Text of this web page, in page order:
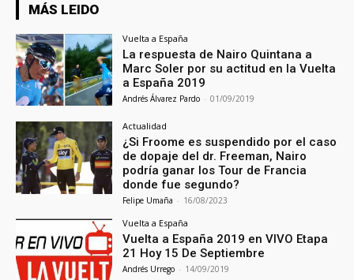
MÁS LEIDO
Vuelta a España
La respuesta de Nairo Quintana a
Marc Soler por su actitud en la Vuelta
a España 2019
Andrés Álvarez Pardo - 01/09/2019
Actualidad
¿Si Froome es suspendido por el caso
de dopaje del dr. Freeman, Nairo
podría ganar los Tour de Francia
donde fue segundo?
Felipe Umaña - 16/08/2023
Vuelta a España
Vuelta a España 2019 en VIVO Etapa
21 Hoy 15 De Septiembre
Andrés Urrego - 14/09/2019